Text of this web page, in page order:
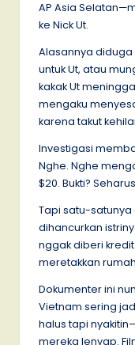
AP Asia
ke Nick Ut.
Alasannya
untuk Ut, atau
kakak Ut
mengaku
karena takut
Investigasi
Nghe. Nghe
$20. Bukti?
Tapi satu-satunya
dihancurkan
nggak diberi
meretakkan
Dokumenter ini
Vietnam sering
halus tapi
mereka lenyap.